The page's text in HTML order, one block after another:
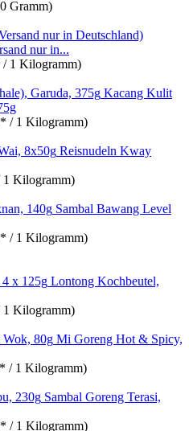
Gramm)
nur in...
1 Kilogramm)
Kacang Kulit
/ 1 Kilogramm)
Reisnudeln Kway
Kilogramm)
Sambal Bawang Level
/ 1 Kilogramm)
Lontong Kochbeutel,
Kilogramm)
Mi Goreng Hot & Spicy,
/ 1 Kilogramm)
Sambal Goreng Terasi,
/ 1 Kilogramm)